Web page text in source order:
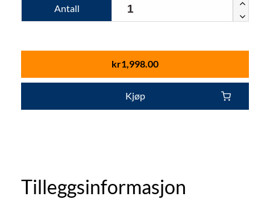
Antall
kr1,998.00
Kjøp
Tilleggsinformasjon